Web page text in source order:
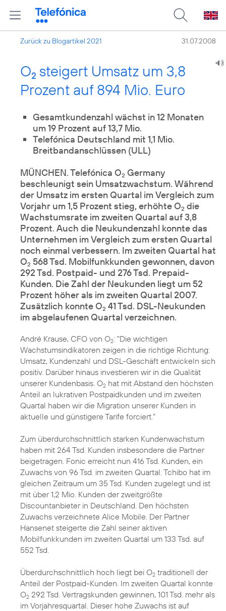
Zurück zu Blogartikel 2021 31.07.2008
O2 steigert Umsatz um 3,8
Prozent auf 894 Mio. Euro
Gesamtkundenzahl wächst in 12 Monaten
um 19 Prozent auf 13,7 Mio.
Telefónica Deutschland mit 1,1 Mio.
Breitbandanschlüssen (ULL)
MÜNCHEN. Telefónica O2 Germany
beschleunigt sein Umsatzwachstum. Während
der Umsatz im ersten Quartal im Vergleich zum
Vorjahr um 1,5 Prozent stieg, erhöhte O2 die
Wachstumsrate im zweiten Quartal auf 3,8
Prozent. Auch die Neukundenzahl konnte das
Unternehmen im Vergleich zum ersten Quartal
noch einmal verbessern. Im zweiten Quartal hat
O2 568 Tsd. Mobilfunkkunden gewonnen, davon
292 Tsd. Postpaid- und 276 Tsd. Prepaid-
Kunden. Die Zahl der Neukunden liegt um 52
Prozent höher als im zweiten Quartal 2007.
Zusätzlich konnte O2 41 Tsd. DSL-Neukunden
im abgelaufenen Quartal verzeichnen.
André Krause, CFO von O2: "Die wichtigen
Wachstumsindikatoren zeigen in die richtige Richtung:
Umsatz, Kundenzahl und DSL-Geschäft entwickeln sich
positiv. Darüber hinaus investieren wir in die Qualität
unserer Kundenbasis. O2 hat mit Abstand den höchsten
Anteil an lukrativen Postpaidkunden und im zweiten
Quartal haben wir die Migration unserer Kunden in
aktuelle und günstigere Tarife forciert."
Zum überdurchschnittlich starken Kundenwachstum
haben mit 264 Tsd. Kunden insbesondere die Partner
beigetragen. Fonic erreicht nun 416 Tsd. Kunden, ein
Zuwachs von 96 Tsd. im zweiten Quartal. Tchibo hat im
gleichen Zeitraum um 35 Tsd. Kunden zugelegt und ist
mit über 1,2 Mio. Kunden der zweitgrößte
Discountanbieter in Deutschland. Den höchsten
Zuwachs verzeichnete Alice Mobile. Der Partner
Hansenet steigerte die Zahl seiner aktiven
Mobilfunkkunden im zweiten Quartal um 133 Tsd. auf
552 Tsd.
Überdurchschnittlich hoch liegt bei O2 traditionell der
Anteil der Postpaid-Kunden. Im zweiten Quartal konnte
O2 292 Tsd. Vertragskunden gewinnen, 101 Tsd. mehr als
im Vorjahresquartal. Dieser hohe Zuwachs ist auf